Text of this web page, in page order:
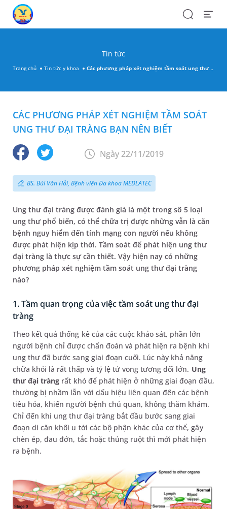
SearchOpen
Tin tức
Trang chủ Tin tức y khoa Các phương pháp xét nghiệm tầm soát ung thư đại tràng bạn nên biết
CÁC PHƯƠNG PHÁP XÉT NGHIỆM TẦM SOÁT
UNG THƯ ĐẠI TRÀNG BẠN NÊN BIẾT
Ngày 22/11/2019
BS. Bùi Văn Hải, Bệnh viện Đa khoa MEDLATEC
Ung thư đại tràng được đánh giá là một trong số 5 loại
ung thư phổ biến, có thể chữa trị được những vẫn là căn
bệnh nguy hiểm đến tính mạng con người nếu không
được phát hiện kịp thời. Tầm soát để phát hiện ung thư
đại tràng là thực sự cần thiết. Vậy hiện nay có những
phương pháp xét nghiệm tầm soát ung thư đại tràng
nào?
1. Tầm quan trọng của việc tầm soát ung thư đại
tràng
Theo kết quả thống kê của các cuộc khảo sát, phần lớn
người bệnh chỉ được chẩn đoán và phát hiện ra bệnh khi
ung thư đã bước sang giai đoạn cuối. Lúc này khả năng
chữa khỏi là rất thấp và tỷ lệ tử vong tương đối lớn. Ung
thư đại tràng rất khó để phát hiện ở những giai đoạn đầu,
thường bị nhầm lẫn với dấu hiệu liên quan đến các bệnh
tiêu hóa, khiến người bệnh chủ quan, không thăm khám.
Chỉ đến khi ung thư đại tràng bắt đầu bước sang giai
đoạn di căn khối u tới các bộ phận khác của cơ thể, gây
chèn ép, đau đớn, tắc hoặc thủng ruột thì mới phát hiện
ra bệnh.